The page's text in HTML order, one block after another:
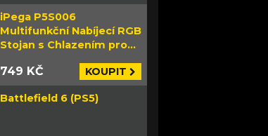
iPega P5S006
Multifunkční Nabíjecí RGB
Stojan s Chlazením pro
749 KČ KOUPIT
Battlefield 6 (PS5)